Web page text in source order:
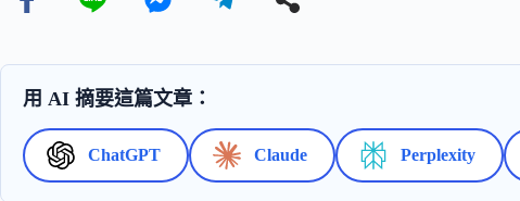
用 AI 摘要這篇文章：
ChatGPT Claude Perplexity